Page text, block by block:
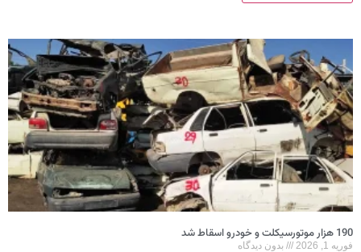
190 هزار موتورسیکلت و خودرو اسقاط شد
فوریه 1, 2026 بدون دیدگاه